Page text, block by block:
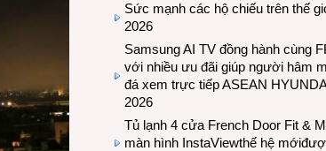
Sức mạnh các hộ chiếu trên thế
2026
Samsung AI TV đồng hành cùng
với nhiều ưu đãi giúp người hâm
đá xem trực tiếp ASEAN
2026
Tủ lạnh 4 cửa French Door Fit &
màn hình InstaViewthế hệ